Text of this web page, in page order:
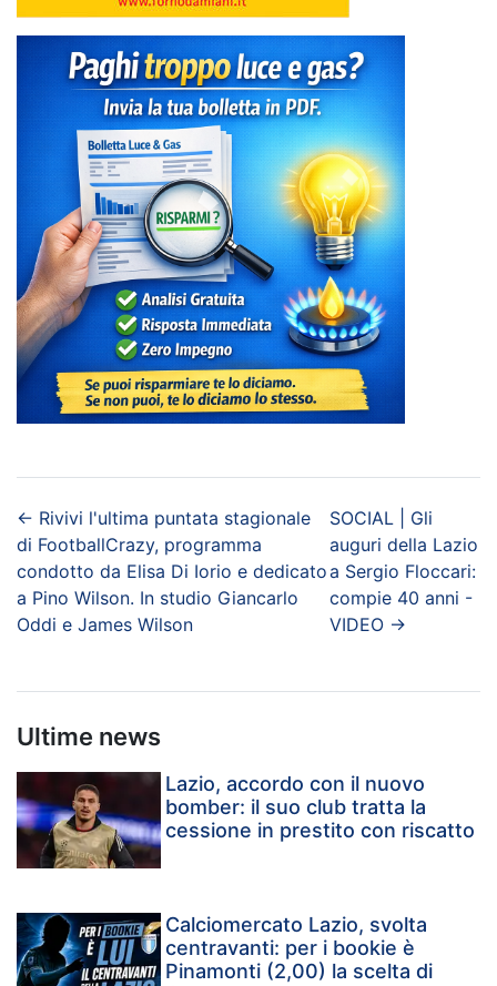
← Rivivi l'ultima puntata stagionale
di FootballCrazy, programma
condotto da Elisa Di Iorio e dedicato
a Pino Wilson. In studio Giancarlo
Oddi e James Wilson
SOCIAL | Gli
auguri della Lazio
a Sergio Floccari:
compie 40 anni -
VIDEO →
Ultime news
Lazio, accordo con il nuovo
bomber: il suo club tratta la
cessione in prestito con riscatto
Calciomercato Lazio, svolta
centravanti: per i bookie è
Pinamonti (2,00) la scelta di